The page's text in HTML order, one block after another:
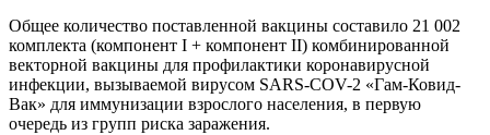
Общее количество поставленной вакцины составило 21 002
комплекта (компонент I + компонент II) комбинированной
векторной вакцины для профилактики коронавирусной
инфекции, вызываемой вирусом SARS-COV-2 «Гам-Ковид-
Вак» для иммунизации взрослого населения, в первую
очередь из групп риска заражения.